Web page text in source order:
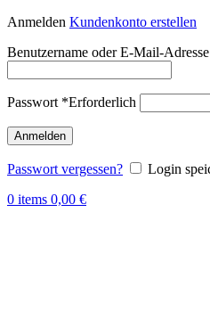
Anmelden Kundenkonto erstellen
Benutzername oder E-Mail-Adresse
Passwort *Erforderlich
Anmelden
Passwort vergessen?
Login
0 items 0,00 €